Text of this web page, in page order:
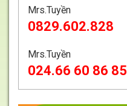
Mrs.Tuyền
0829.602.828
Mrs.Tuyền
024.66 60 86 85